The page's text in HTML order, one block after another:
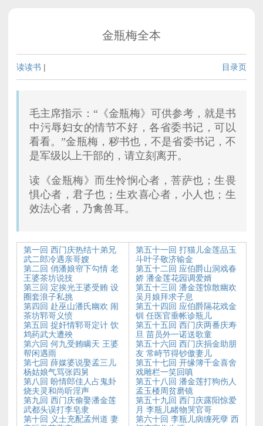
金瓶梅全本
读读书 | 目录页
毛主席指示：“《金瓶梅》可供参考，就是书
中污辱妇女的情节不好，各省委书记，可以
看看。”金瓶梅，秽书也，不是省委书记，不
是军级以上干部的，请立刻离开。
读《金瓶梅》而生怜悯心者，菩萨也；生畏
惧心者，君子也；生欢喜心者，小人也；生
效法心者，乃禽兽耳。
第一回 西门庆热结十弟兄
武二郎冷遇亲哥嫂
第二回 俏潘娘帘下勾情 老
王婆茶坊说技
第三回 定挨光王婆受贿 设
圈套浪子私挑
第四回 赴巫山潘氏幽欢 闹
茶坊郓哥义愤
第五回 捉奸情郓哥定计 饮
鸩药武大遭殃
第六回 何九受贿瞒天 王婆
帮闲遇雨
第七回 薛媒婆说娶孟三儿
杨姑娘气骂张四舅
第八回 盼情郎佳人占鬼卦
烧夫灵和尚听淫声
第九回 西门庆偷娶潘金莲
武都头误打李皂隶
第十回 义士充配孟州道 妻
第五十一回 打猫儿金莲品玉
斗叶子敬济输金
第五十二回 应伯爵山洞戏春
娇 潘金莲花园调爱婿
第五十三回 潘金莲惊散幽欢
吴月娘拜求子息
第五十四回 应伯爵隔花戏金
钏 任医官垂帐诊瓶儿
第五十五回 西门庆两番庆寿
旦 苗员外一诺送歌童
第五十六回 西门庆捐金助朋
友 常峙节得钞傲妻儿
第五十七回 开缘簿千金喜舍
戏雕栏一笑回嗔
第五十八回 潘金莲打狗伤人
孟玉楼周贫磨镜
第五十九回 西门庆露阳惊爱
月 李瓶儿睹物哭官哥
第六十回 李瓶儿病缠死孽 西